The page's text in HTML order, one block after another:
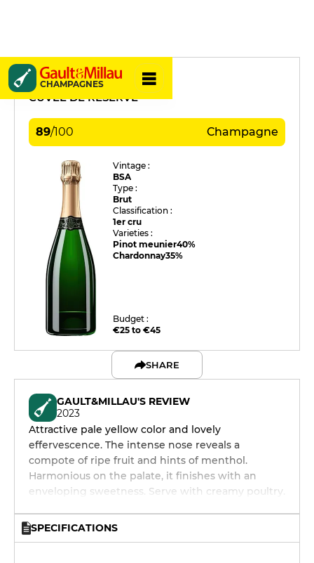
CHAMPAGNES
Gaston Chiquet
CUVÉE DE RÉSERVE
89/100 Champagne
Vintage :
BSA
Type :
Brut
Classification :
1er cru
Varieties :
Pinot meunier40%
Chardonnay35%
Budget :
€25 to €45
SHARE
GAULT&MILLAU'S REVIEW
2023
Attractive pale yellow color and lovely
effervescence. The intense nose reveals a
compote of ripe fruit and hints of menthol.
Harmonious on the palate, it finishes with an
enveloping sweetness. Serve with creamy poultry.
SPECIFICATIONS